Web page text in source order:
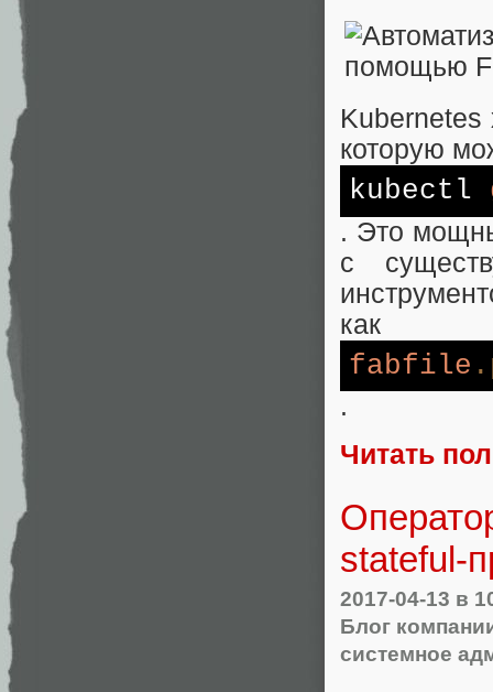
Kubernetes
которую
kubectl
. Это
с
как
fabfile
.
Читать
stateful-
2017-04-13 в
Блог
системное